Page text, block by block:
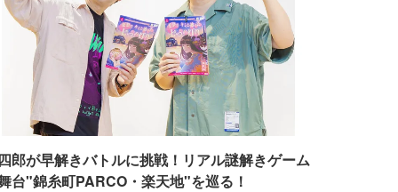
郎が早解きバトルに挑戦！リアル謎解きゲーム
台"錦糸町PARCO・楽天地"を巡る！